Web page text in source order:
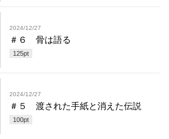
2024/12/27
＃６ 骨は語る
125pt
2024/12/27
＃５ 渡された手紙と消えた伝説
100pt